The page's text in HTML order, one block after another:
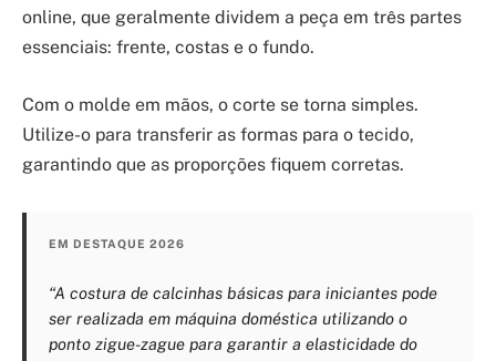
online, que geralmente dividem a peça em três partes
essenciais: frente, costas e o fundo.
Com o molde em mãos, o corte se torna simples.
Utilize-o para transferir as formas para o tecido,
garantindo que as proporções fiquem corretas.
EM DESTAQUE 2026
“A costura de calcinhas básicas para iniciantes pode
ser realizada em máquina doméstica utilizando o
ponto zigue-zague para garantir a elasticidade do